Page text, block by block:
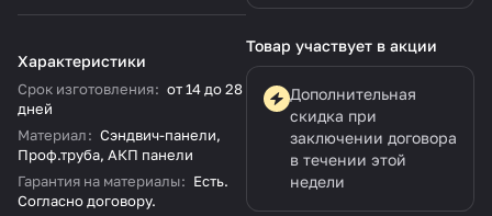
Характеристики
Срок изготовления: от 14 до 28
дней
Материал: Сэндвич-панели,
Проф.труба, АКП панели
Гарантия на материалы: Есть.
Согласно договору.
Товар участвует в акции
Дополнительная
скидка при
заключении договора
в течении этой
недели